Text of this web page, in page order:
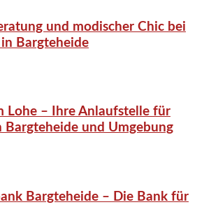
und modischer Chic bei
Bargteheide
Lohe – Ihre Anlaufstelle für
Bargteheide und Umgebung
Bargteheide – Die Bank für